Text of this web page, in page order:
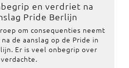
en verdriet na
Pride Berlijn
om consequenties neemt
de aanslag op de Pride in
Er is veel onbegrip over